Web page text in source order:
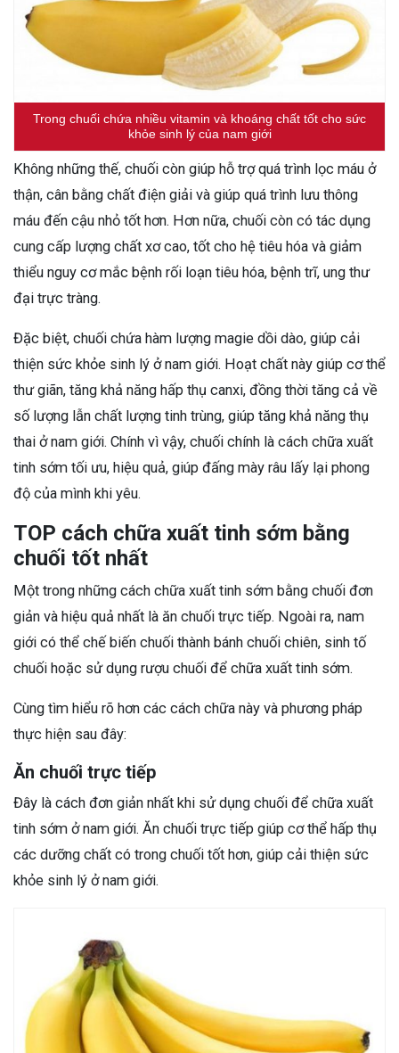
Trong chuối chứa nhiều vitamin và khoáng chất tốt cho sức
khỏe sinh lý của nam giới
Không những thế, chuối còn giúp hỗ trợ quá trình lọc máu ở
thận, cân bằng chất điện giải và giúp quá trình lưu thông
máu đến cậu nhỏ tốt hơn. Hơn nữa, chuối còn có tác dụng
cung cấp lượng chất xơ cao, tốt cho hệ tiêu hóa và giảm
thiểu nguy cơ mắc bệnh rối loạn tiêu hóa, bệnh trĩ, ung thư
đại trực tràng.
Đặc biệt, chuối chứa hàm lượng magie dồi dào, giúp cải
thiện sức khỏe sinh lý ở nam giới. Hoạt chất này giúp cơ thể
thư giãn, tăng khả năng hấp thụ canxi, đồng thời tăng cả về
số lượng lẫn chất lượng tinh trùng, giúp tăng khả năng thụ
thai ở nam giới. Chính vì vậy, chuối chính là cách chữa xuất
tinh sớm tối ưu, hiệu quả, giúp đấng mày râu lấy lại phong
độ của mình khi yêu.
TOP cách chữa xuất tinh sớm bằng
chuối tốt nhất
Một trong những cách chữa xuất tinh sớm bằng chuối đơn
giản và hiệu quả nhất là ăn chuối trực tiếp. Ngoài ra, nam
giới có thể chế biến chuối thành bánh chuối chiên, sinh tố
chuối hoặc sử dụng rượu chuối để chữa xuất tinh sớm.
Cùng tìm hiểu rõ hơn các cách chữa này và phương pháp
thực hiện sau đây:
Ăn chuối trực tiếp
Đây là cách đơn giản nhất khi sử dụng chuối để chữa xuất
tinh sớm ở nam giới. Ăn chuối trực tiếp giúp cơ thể hấp thụ
các dưỡng chất có trong chuối tốt hơn, giúp cải thiện sức
khỏe sinh lý ở nam giới.